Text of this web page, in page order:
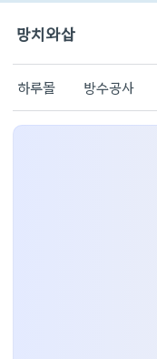
망치와삽
하루몰 방수공사